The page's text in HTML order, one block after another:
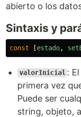
abierto o los
Sintaxis y
const [estado,
valorInicial :
primera vez
Puede ser
string, objeto,